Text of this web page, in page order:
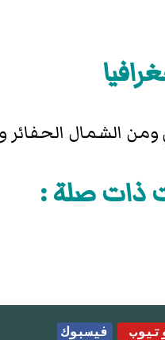
ذات صلة :
فيسبوك